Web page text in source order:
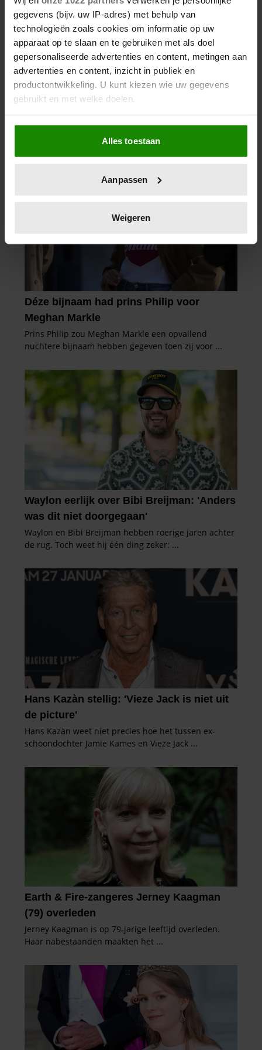
gegevens (bijv. uw IP-adres) met behulp van
technologieën zoals cookies om informatie op uw
apparaat op te slaan en te gebruiken met als doel
gepersonaliseerde advertenties en content, metingen aan
advertenties en content, inzicht in publiek en
productontwikkeling. U kunt kiezen wie uw gegevens
gebruikt en met welke doelen.
Als u het toestaat, willen we ook graag:
Informatie verzamelen over uw geografische
locatie, die tot een paar meter nauwkeurig kan zijn
scannen op specifieke eigenschappen (fingerprinting)
verwerkt en stel uw voorkeuren in het
intrekken in de Cookieverklaring.
We gebruiken cookies om content en advertenties te
personaliseren, om functies voor social media te bieden
en om ons websiteverkeer te analyseren. Ook delen we
informatie over uw gebruik van onze site met onze
partners kunnen deze gegevens combineren met andere
verzameld op basis van uw gebruik van hun services. U
gaat akkoord met onze cookies als u onze website blijft
gebruiken.
Alles toestaan
Aanpassen
Weigeren